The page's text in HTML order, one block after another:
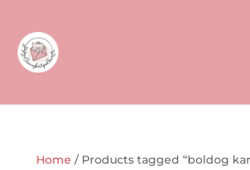
Home / Products tagged “boldog